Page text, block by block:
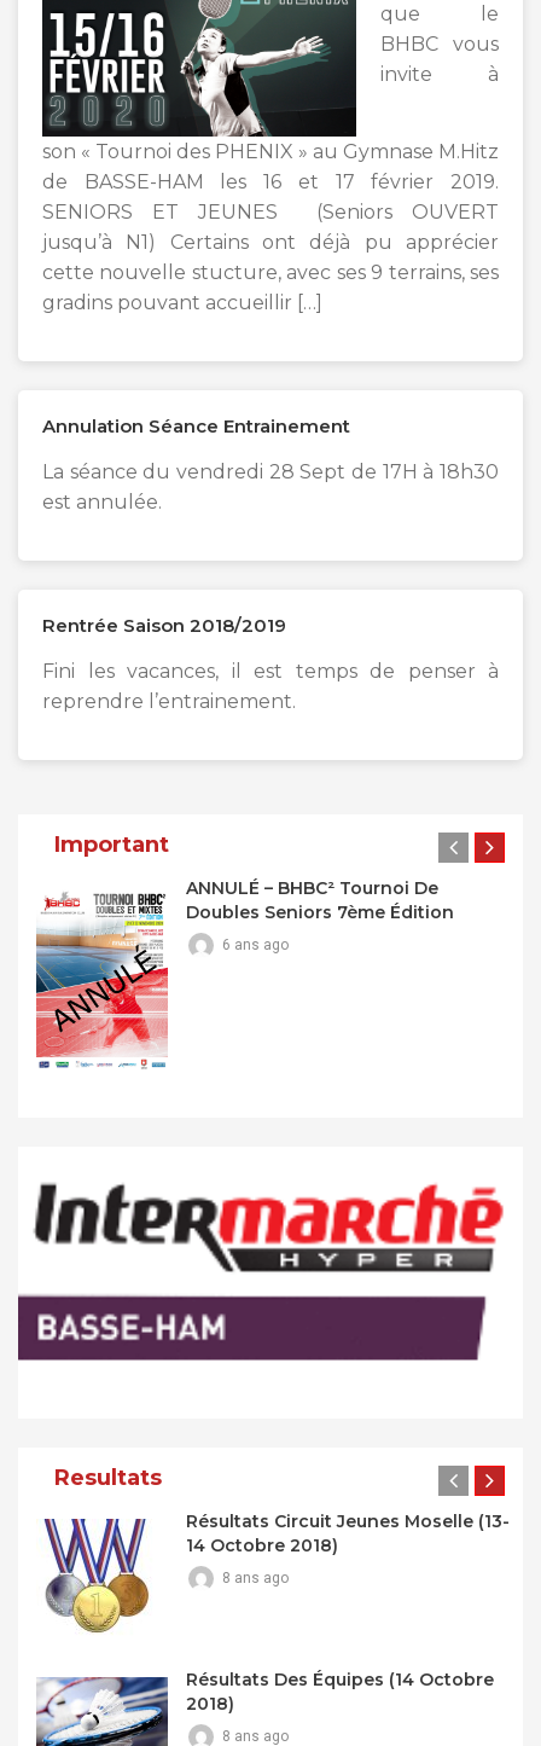
que le
BHBC vous
invite à
son « Tournoi des PHENIX » au Gymnase M.Hitz
de BASSE-HAM les 16 et 17 février 2019.
SENIORS ET JEUNES (Seniors OUVERT
jusqu’à N1) Certains ont déjà pu apprécier
cette nouvelle stucture, avec ses 9 terrains, ses
gradins pouvant accueillir […]
Annulation Séance Entrainement
La séance du vendredi 28 Sept de 17H à 18h30
est annulée.
Rentrée Saison 2018/2019
Fini les vacances, il est temps de penser à
reprendre l’entrainement.
Articles
Important
ANNULÉ – BHBC² Tournoi De
Doubles Seniors 7ème Édition
6 ans ago
Resultats
Résultats Circuit Jeunes Moselle (13-
14 Octobre 2018)
8 ans ago
Résultats Des Équipes (14 Octobre
2018)
8 ans ago